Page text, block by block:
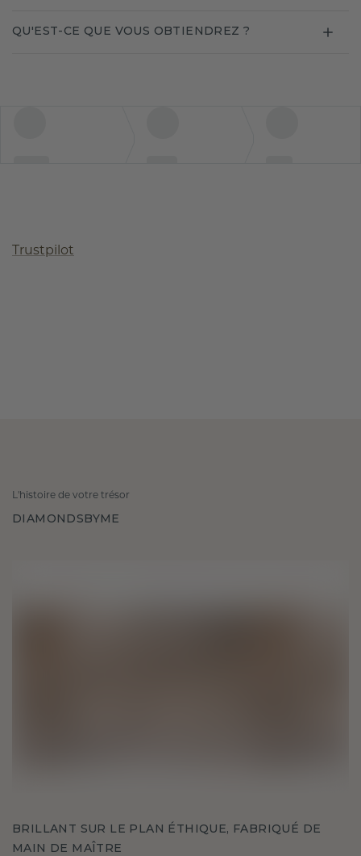
QU'EST-CE QUE VOUS OBTIENDREZ ?
Trustpilot
L'histoire de votre trésor
DIAMONDSBYME
BRILLANT SUR LE PLAN ÉTHIQUE, FABRIQUÉ DE
MAIN DE MAÎTRE